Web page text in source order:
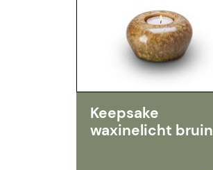
Keepsake
waxinelicht bruin